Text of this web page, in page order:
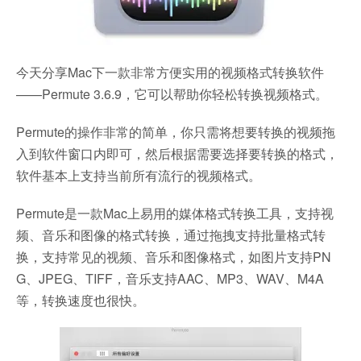
今天分享Mac下一款非常方便实用的视频格式转换软件
——Permute 3.6.9，它可以帮助你轻松转换视频格式。
Permute的操作非常的简单，你只需将想要转换的视频拖
入到软件窗口内即可，然后根据需要选择要转换的格式，
软件基本上支持当前所有流行的视频格式。
Permute是一款Mac上易用的媒体格式转换工具，支持视
频、音乐和图像的格式转换，通过拖拽支持批量格式转
换，支持常见的视频、音乐和图像格式，如图片支持PN
G、JPEG、TIFF，音乐支持AAC、MP3、WAV、M4A
等，转换速度也很快。